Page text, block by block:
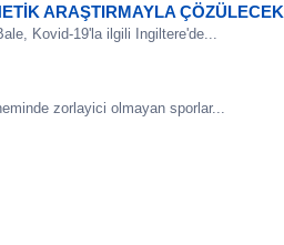
ARAŞTIRMAYLA ÇÖZÜLECEK
Kovid-19'la ilgili Ingiltere'de...
zorlayici olmayan sporlar...